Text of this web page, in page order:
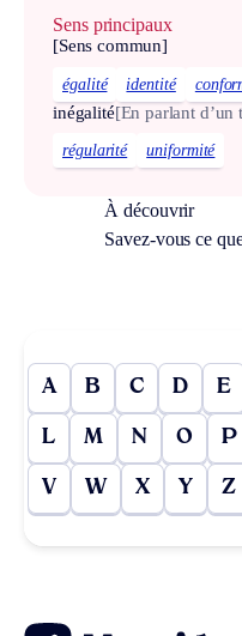
Sens principaux
[Sens commun]
égalité identité
inégalité[En parlant d’un
régularité uniformité
À découvrir
Savez-vous ce
A B C D E
L M N O P
V W X Y Z